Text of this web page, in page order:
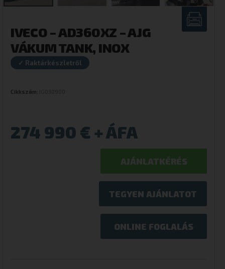
IVECO – AD360XZ – AJG
VÁKUM TANK, INOX
✓ Raktárkészletről
Cikkszám:
274 990 €
AJÁNLATKÉRÉS
TEGYEN AJÁNLATOT
ONLINE FOGLALÁS